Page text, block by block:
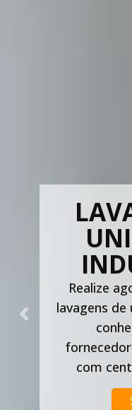
Realize
lavagens
com
Previous